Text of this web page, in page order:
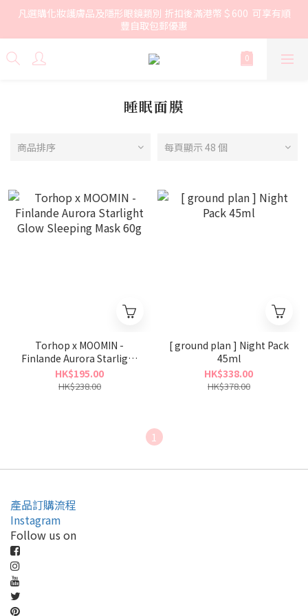
凡選購化妝護膚品及隱形眼鏡類別 折扣後滿港幣＄600  可享有順
豐自取包郵優惠
睡眠面膜
商品排序 每頁顯示 48 個
Torhop x MOOMIN -
Finlande Aurora Starlight
Glow Sleeping Mask 60g
HK$195.00
HK$238.00
[ ground plan ] Night Pack
45ml
HK$338.00
HK$378.00
1
產品訂購流程
Instagram
Follow us on